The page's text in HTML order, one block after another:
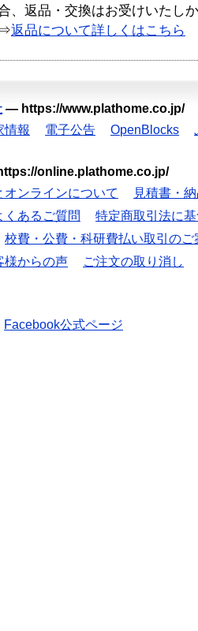
、返品・交換はお受けいたし
⇒返品について詳しくはこちら
— https://www.plathome.co.jp/
情報 電子公告 OpenBlocks
online.plathome.co.jp/
オンラインについて
見積書・
くあるご質問
特定商取引法に
校費・公費・科研費払い取引のご
様からの声 ご注文の取り消し
Facebook公式ページ